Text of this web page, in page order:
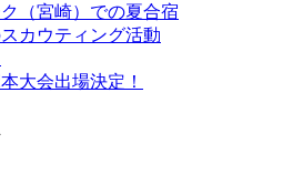
（宮崎）での夏合宿
カウティング活動
大会出場決定！